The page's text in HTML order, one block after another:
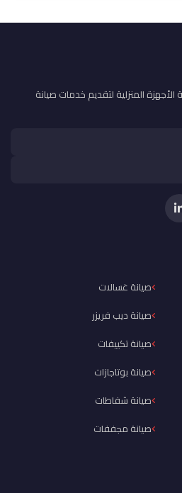
المنزلية لتقديم خدمات صيانة
صيانة غسالات
صيانة ديب فريزر
صيانة تكييفات
صيانة بوتاجازات
صيانة شفاطات
صيانة مجففات